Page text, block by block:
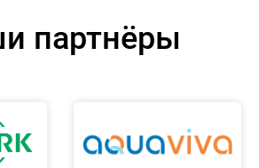
партнёры